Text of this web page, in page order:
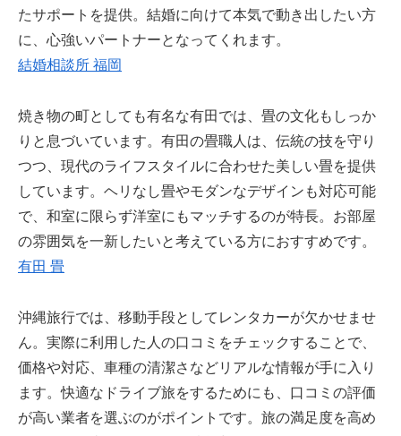
たサポートを提供。結婚に向けて本気で動き出したい方
に、心強いパートナーとなってくれます。
結婚相談所 福岡
焼き物の町としても有名な有田では、畳の文化もしっか
りと息づいています。有田の畳職人は、伝統の技を守り
つつ、現代のライフスタイルに合わせた美しい畳を提供
しています。ヘリなし畳やモダンなデザインも対応可能
で、和室に限らず洋室にもマッチするのが特長。お部屋
の雰囲気を一新したいと考えている方におすすめです。
有田 畳
沖縄旅行では、移動手段としてレンタカーが欠かせませ
ん。実際に利用した人の口コミをチェックすることで、
価格や対応、車種の清潔さなどリアルな情報が手に入り
ます。快適なドライブ旅をするためにも、口コミの評価
が高い業者を選ぶのがポイントです。旅の満足度を高め